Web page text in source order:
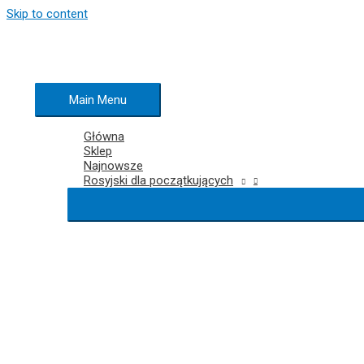
Skip to content
Main Menu
Główna
Sklep
Najnowsze
Rosyjski dla początkujących